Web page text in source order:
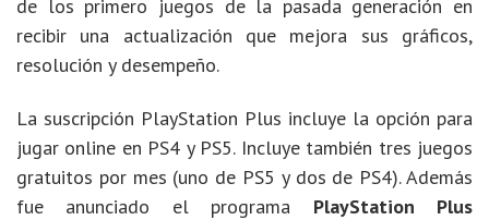
de los primero juegos de la pasada generación en
recibir una actualización que mejora sus gráficos,
resolución y desempeño.
La suscripción PlayStation Plus incluye la opción para
jugar online en PS4 y PS5. Incluye también tres juegos
gratuitos por mes (uno de PS5 y dos de PS4). Además
fue anunciado el programa PlayStation Plus